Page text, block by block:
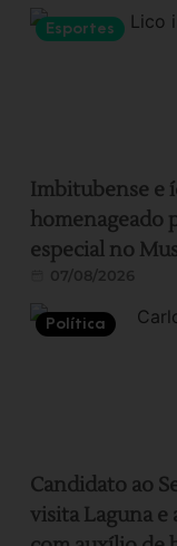
Esportes
Imbitubense e
homenageado
especial no
07/08/2026
Política
Candidato ao
visita Laguna e